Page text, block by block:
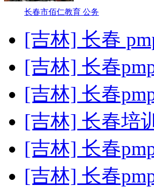
长春市佰仁教育 公务
[吉林] 长春
[吉林] 长春
[吉林] 长春
[吉林] 长春培
[吉林] 长春
[吉林] 长春